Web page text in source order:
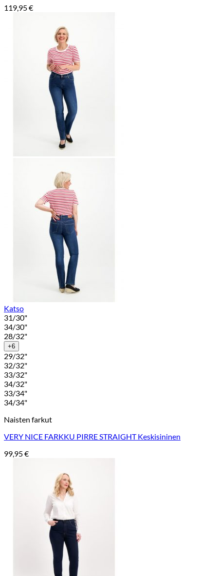
119,95€
Katso
31/30"
34/30"
28/32"
+6
29/32"
32/32"
33/32"
34/32"
33/34"
34/34"
Naisten farkut
VERY NICE FARKKU PIRRE STRAIGHT Keskisininen
99,95€